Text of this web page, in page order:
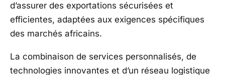
d’assurer des exportations sécurisées et
efficientes, adaptées aux exigences spécifiques
des marchés africains.
La combinaison de services personnalisés, de
technologies innovantes et d’un réseau logistique